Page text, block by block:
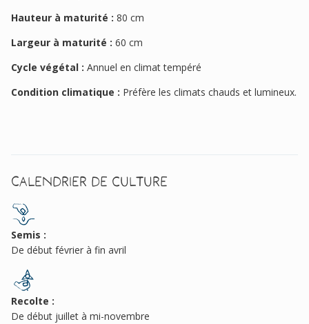
Hauteur à maturité : 80 cm
Largeur à maturité : 60 cm
Cycle végétal : Annuel en climat tempéré
Condition climatique : Préfère les climats chauds et lumineux.
Calendrier de culture
Semis :
De début février à fin avril
Recolte :
De début juillet à mi-novembre